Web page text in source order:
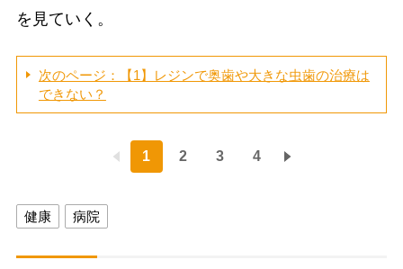
を見ていく。
次のページ：【1】レジンで奥歯や大きな虫歯の治療は
できない？
1 2 3 4
健康 病院